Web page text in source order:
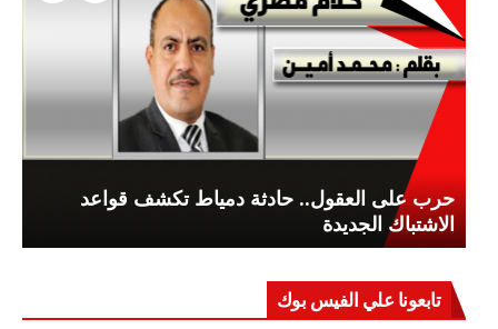
حرب على العقول.. حادثة دمياط تكشف قواعد
الاشتباك الجديدة
تابعونا علي الفيس بوك